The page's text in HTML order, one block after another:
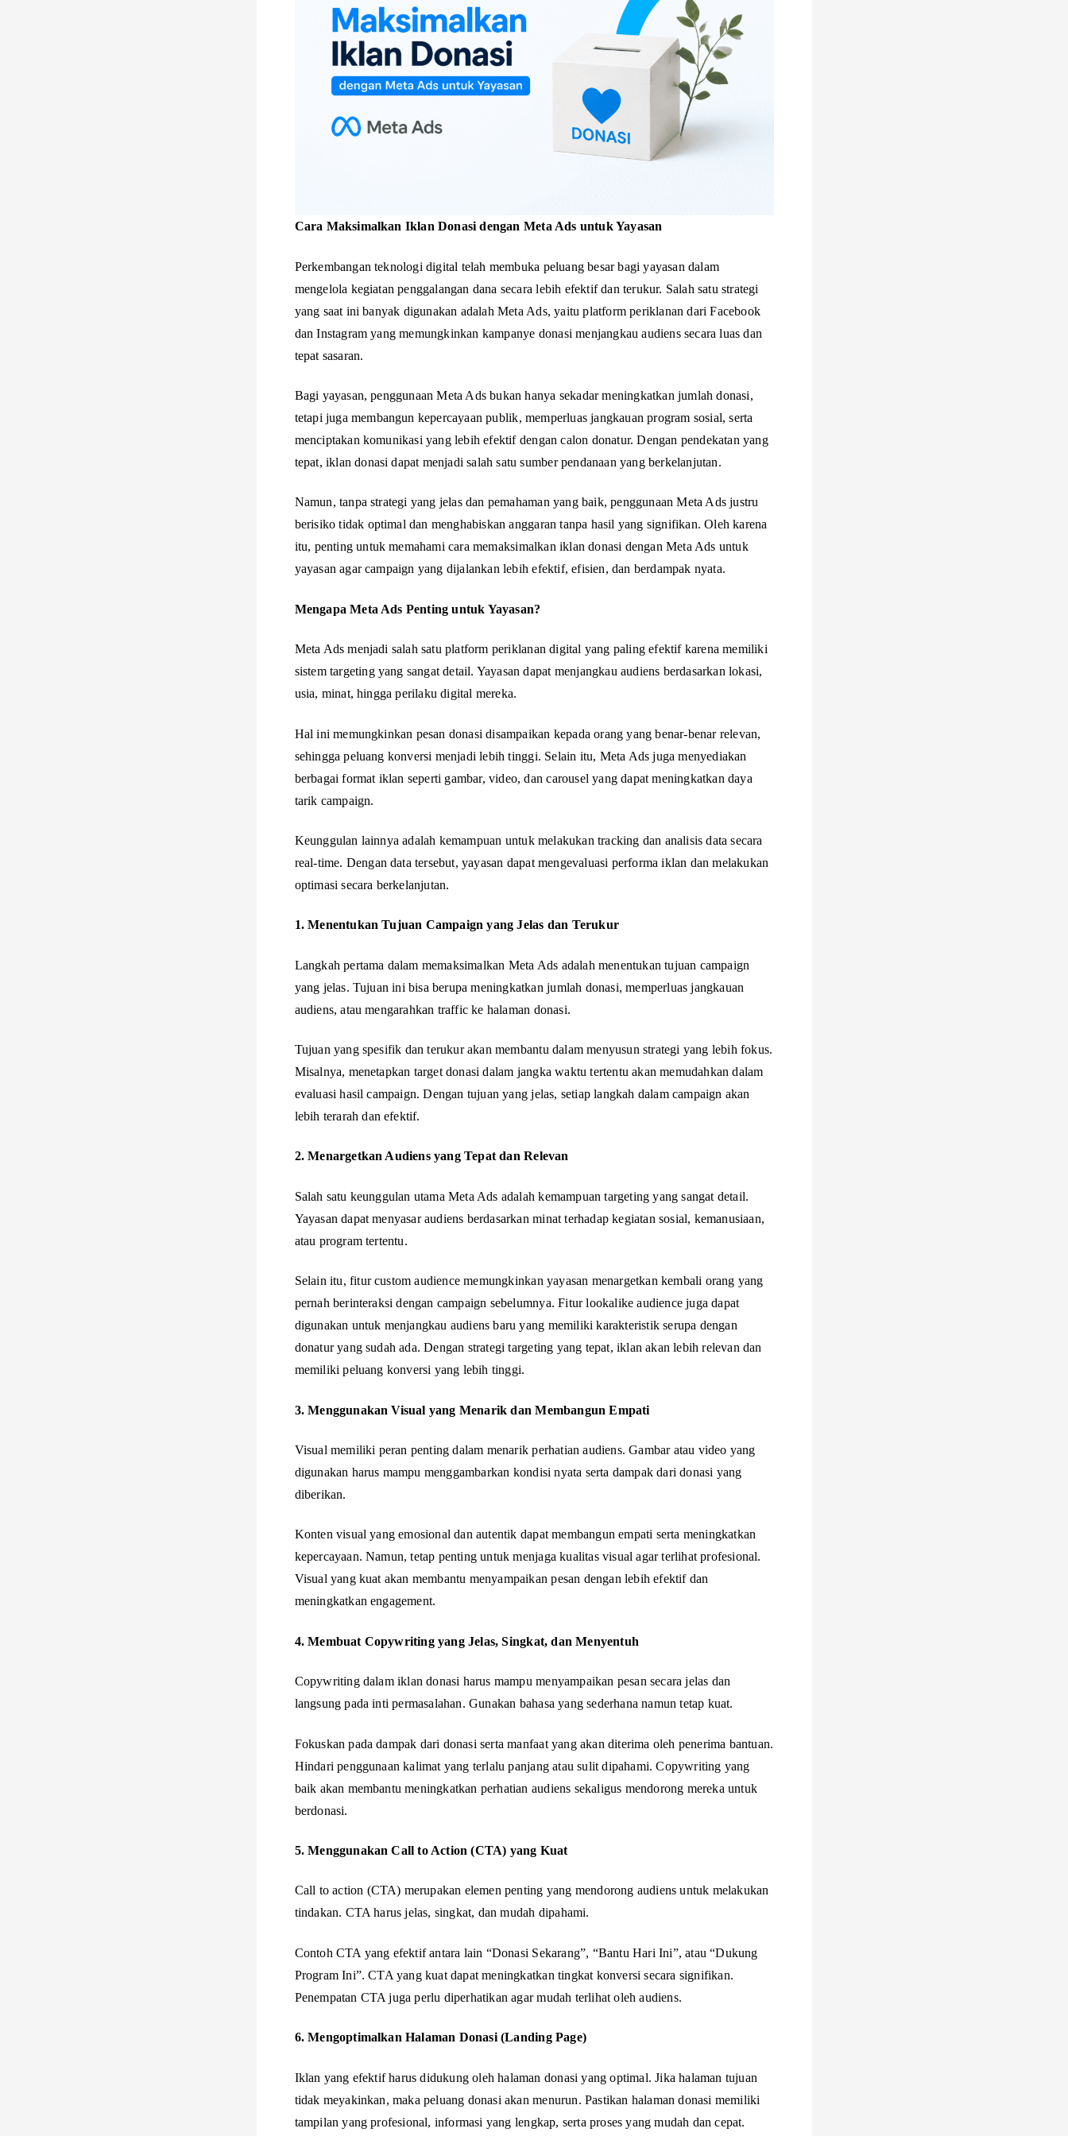
Cara Maksimalkan Iklan Donasi dengan Meta Ads untuk Yayasan
Perkembangan teknologi digital telah membuka peluang besar bagi yayasan dalam
mengelola kegiatan penggalangan dana secara lebih efektif dan terukur. Salah satu strategi
yang saat ini banyak digunakan adalah Meta Ads, yaitu platform periklanan dari Facebook
dan Instagram yang memungkinkan kampanye donasi menjangkau audiens secara luas dan
tepat sasaran.
Bagi yayasan, penggunaan Meta Ads bukan hanya sekadar meningkatkan jumlah donasi,
tetapi juga membangun kepercayaan publik, memperluas jangkauan program sosial, serta
menciptakan komunikasi yang lebih efektif dengan calon donatur. Dengan pendekatan yang
tepat, iklan donasi dapat menjadi salah satu sumber pendanaan yang berkelanjutan.
Namun, tanpa strategi yang jelas dan pemahaman yang baik, penggunaan Meta Ads justru
berisiko tidak optimal dan menghabiskan anggaran tanpa hasil yang signifikan. Oleh karena
itu, penting untuk memahami cara memaksimalkan iklan donasi dengan Meta Ads untuk
yayasan agar campaign yang dijalankan lebih efektif, efisien, dan berdampak nyata.
Mengapa Meta Ads Penting untuk Yayasan?
Meta Ads menjadi salah satu platform periklanan digital yang paling efektif karena memiliki
sistem targeting yang sangat detail. Yayasan dapat menjangkau audiens berdasarkan lokasi,
usia, minat, hingga perilaku digital mereka.
Hal ini memungkinkan pesan donasi disampaikan kepada orang yang benar-benar relevan,
sehingga peluang konversi menjadi lebih tinggi. Selain itu, Meta Ads juga menyediakan
berbagai format iklan seperti gambar, video, dan carousel yang dapat meningkatkan daya
tarik campaign.
Keunggulan lainnya adalah kemampuan untuk melakukan tracking dan analisis data secara
real-time. Dengan data tersebut, yayasan dapat mengevaluasi performa iklan dan melakukan
optimasi secara berkelanjutan.
1. Menentukan Tujuan Campaign yang Jelas dan Terukur
Langkah pertama dalam memaksimalkan Meta Ads adalah menentukan tujuan campaign
yang jelas. Tujuan ini bisa berupa meningkatkan jumlah donasi, memperluas jangkauan
audiens, atau mengarahkan traffic ke halaman donasi.
Tujuan yang spesifik dan terukur akan membantu dalam menyusun strategi yang lebih fokus.
Misalnya, menetapkan target donasi dalam jangka waktu tertentu akan memudahkan dalam
evaluasi hasil campaign. Dengan tujuan yang jelas, setiap langkah dalam campaign akan
lebih terarah dan efektif.
2. Menargetkan Audiens yang Tepat dan Relevan
Salah satu keunggulan utama Meta Ads adalah kemampuan targeting yang sangat detail.
Yayasan dapat menyasar audiens berdasarkan minat terhadap kegiatan sosial, kemanusiaan,
atau program tertentu.
Selain itu, fitur custom audience memungkinkan yayasan menargetkan kembali orang yang
pernah berinteraksi dengan campaign sebelumnya. Fitur lookalike audience juga dapat
digunakan untuk menjangkau audiens baru yang memiliki karakteristik serupa dengan
donatur yang sudah ada. Dengan strategi targeting yang tepat, iklan akan lebih relevan dan
memiliki peluang konversi yang lebih tinggi.
3. Menggunakan Visual yang Menarik dan Membangun Empati
Visual memiliki peran penting dalam menarik perhatian audiens. Gambar atau video yang
digunakan harus mampu menggambarkan kondisi nyata serta dampak dari donasi yang
diberikan.
Konten visual yang emosional dan autentik dapat membangun empati serta meningkatkan
kepercayaan. Namun, tetap penting untuk menjaga kualitas visual agar terlihat profesional.
Visual yang kuat akan membantu menyampaikan pesan dengan lebih efektif dan
meningkatkan engagement.
4. Membuat Copywriting yang Jelas, Singkat, dan Menyentuh
Copywriting dalam iklan donasi harus mampu menyampaikan pesan secara jelas dan
langsung pada inti permasalahan. Gunakan bahasa yang sederhana namun tetap kuat.
Fokuskan pada dampak dari donasi serta manfaat yang akan diterima oleh penerima bantuan.
Hindari penggunaan kalimat yang terlalu panjang atau sulit dipahami. Copywriting yang
baik akan membantu meningkatkan perhatian audiens sekaligus mendorong mereka untuk
berdonasi.
5. Menggunakan Call to Action (CTA) yang Kuat
Call to action (CTA) merupakan elemen penting yang mendorong audiens untuk melakukan
tindakan. CTA harus jelas, singkat, dan mudah dipahami.
Contoh CTA yang efektif antara lain “Donasi Sekarang”, “Bantu Hari Ini”, atau “Dukung
Program Ini”. CTA yang kuat dapat meningkatkan tingkat konversi secara signifikan.
Penempatan CTA juga perlu diperhatikan agar mudah terlihat oleh audiens.
6. Mengoptimalkan Halaman Donasi (Landing Page)
Iklan yang efektif harus didukung oleh halaman donasi yang optimal. Jika halaman tujuan
tidak meyakinkan, maka peluang donasi akan menurun. Pastikan halaman donasi memiliki
tampilan yang profesional, informasi yang lengkap, serta proses yang mudah dan cepat.